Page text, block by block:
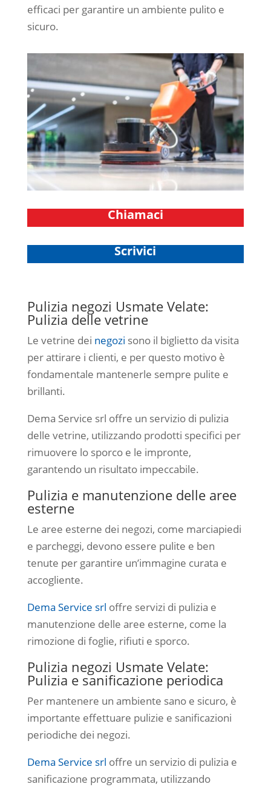
efficaci per garantire un ambiente pulito e
sicuro.
Chiamaci
Scrivici
Pulizia negozi Usmate Velate:
Pulizia delle vetrine
Le vetrine dei negozi sono il biglietto da visita
per attirare i clienti, e per questo motivo è
fondamentale mantenerle sempre pulite e
brillanti.
Dema Service srl offre un servizio di pulizia
delle vetrine, utilizzando prodotti specifici per
rimuovere lo sporco e le impronte,
garantendo un risultato impeccabile.
Pulizia e manutenzione delle aree
esterne
Le aree esterne dei negozi, come marciapiedi
e parcheggi, devono essere pulite e ben
tenute per garantire un’immagine curata e
accogliente.
Dema Service srl offre servizi di pulizia e
manutenzione delle aree esterne, come la
rimozione di foglie, rifiuti e sporco.
Pulizia negozi Usmate Velate:
Pulizia e sanificazione periodica
Per mantenere un ambiente sano e sicuro, è
importante effettuare pulizie e sanificazioni
periodiche dei negozi.
Dema Service srl offre un servizio di pulizia e
sanificazione programmata, utilizzando